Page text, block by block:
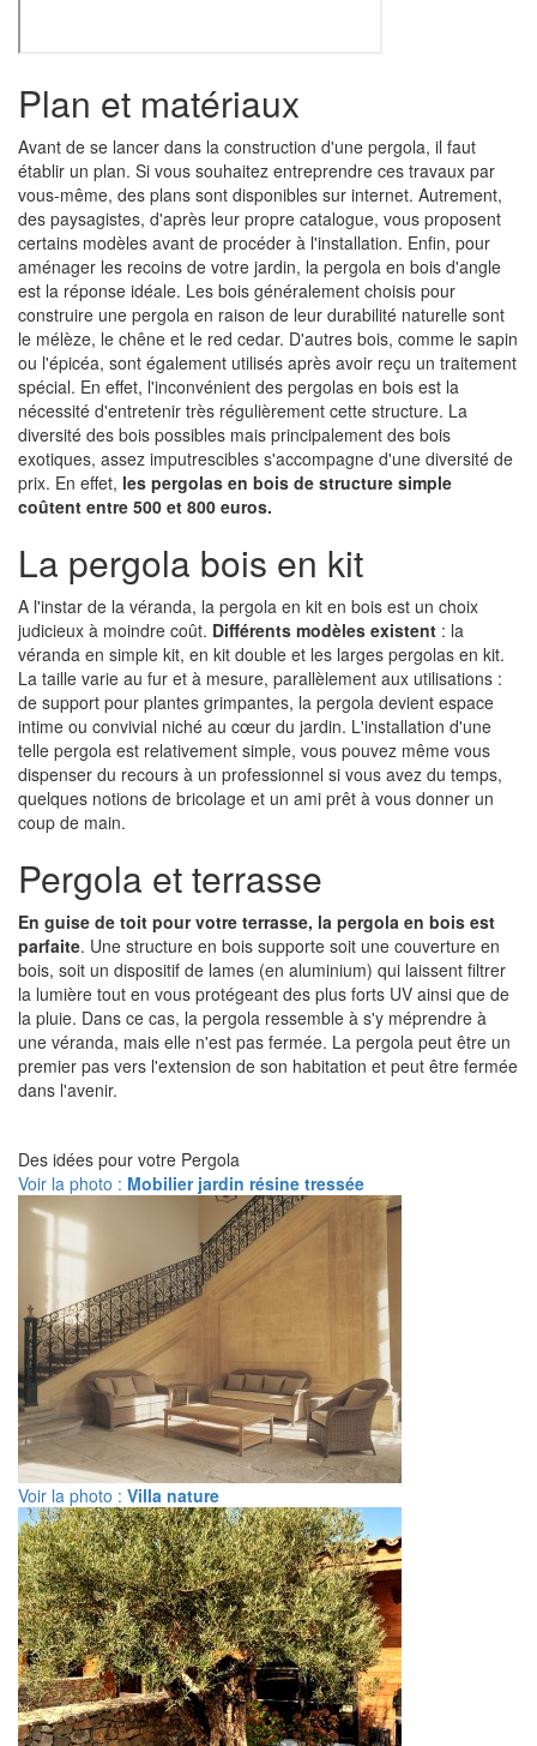
Plan et matériaux
Avant de se lancer dans la construction d'une pergola, il faut
établir un plan. Si vous souhaitez entreprendre ces travaux par
vous-même, des plans sont disponibles sur internet. Autrement,
des paysagistes, d'après leur propre catalogue, vous proposent
certains modèles avant de procéder à l'installation. Enfin, pour
aménager les recoins de votre jardin, la pergola en bois d'angle
est la réponse idéale. Les bois généralement choisis pour
construire une pergola en raison de leur durabilité naturelle sont
le mélèze, le chêne et le red cedar. D'autres bois, comme le sapin
ou l'épicéa, sont également utilisés après avoir reçu un traitement
spécial. En effet, l'inconvénient des pergolas en bois est la
nécessité d'entretenir très régulièrement cette structure. La
diversité des bois possibles mais principalement des bois
exotiques, assez imputrescibles s'accompagne d'une diversité de
prix. En effet, les pergolas en bois de structure simple
coûtent entre 500 et 800 euros.
La pergola bois en kit
A l'instar de la véranda, la pergola en kit en bois est un choix
judicieux à moindre coût. Différents modèles existent : la
véranda en simple kit, en kit double et les larges pergolas en kit.
La taille varie au fur et à mesure, parallèlement aux utilisations :
de support pour plantes grimpantes, la pergola devient espace
intime ou convivial niché au cœur du jardin. L'installation d'une
telle pergola est relativement simple, vous pouvez même vous
dispenser du recours à un professionnel si vous avez du temps,
quelques notions de bricolage et un ami prêt à vous donner un
coup de main.
Pergola et terrasse
En guise de toit pour votre terrasse, la pergola en bois est
parfaite. Une structure en bois supporte soit une couverture en
bois, soit un dispositif de lames (en aluminium) qui laissent filtrer
la lumière tout en vous protégeant des plus forts UV ainsi que de
la pluie. Dans ce cas, la pergola ressemble à s'y méprendre à
une véranda, mais elle n'est pas fermée. La pergola peut être un
premier pas vers l'extension de son habitation et peut être fermée
dans l'avenir.
Des idées pour votre Pergola
Voir la photo : Mobilier jardin résine tressée
Voir la photo : Villa nature